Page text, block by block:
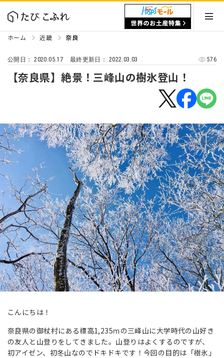
ホーム 近畿 奈良
公開日：2020.05.17 最終更新日： 2022.03.03 576
【奈良県】絶景！三峰山の樹氷登山！
こんにちは！
奈良県の御杖村にある標高1,235ｍの三峰山に大学時代の山好き
の友人と山登りをしてきました。山登りはよくするのですが、
初アイゼン、初冬山なのでドキドキです！ 今回の目的は「樹氷」